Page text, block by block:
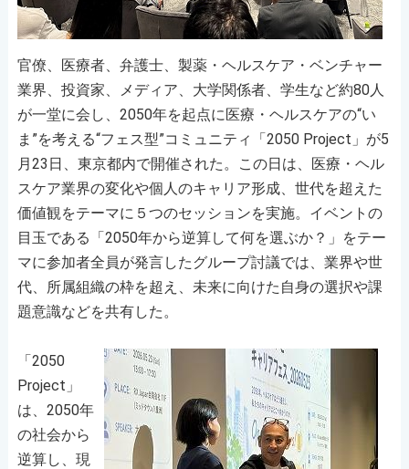
官僚、医療者、弁護士、製薬・ヘルスケア・ベンチャー
業界、投資家、メディア、大学関係者、学生など約80人
が一堂に会し、2050年を起点に医療・ヘルスケアの“い
ま”を考える“フェス型”コミュニティ「2050 Project」が5
月23日、東京都内で開催された。この日は、医療・ヘル
スケア業界の変化や個人のキャリア形成、世代を超えた
価値観をテーマに５つのセッションを実施。イベントの
目玉である「2050年から逆算して何を選ぶか？」をテー
マに参加者全員が発言したグループ討議では、業界や世
代、所属組織の枠を超え、未来に向けた自身の選択や課
題意識などを共有した。
「2050
Project」
は、2050年
の社会から
逆算し、現